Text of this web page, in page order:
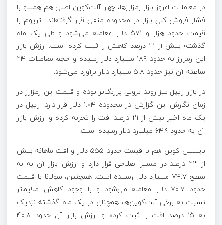
در معاملات امروز بازار رمزارزها، چهار آلت‌کوین اصلی هم همسو با
فشار فروش کلی بازار در محدوده منفی قرار گرفته‌اند. اتریوم با
قیمت حدود هزار و ۵۷۱ دلار معامله می‌شود و طی یک ماه
گذشته بیش از ۲۱ درصد کاهش را ثبت کرده است. ارزش بازار
این رمزارز به حدود ۱۸۹ میلیارد دلار رسیده و حجم معاملات ۲۴
ساعته آن نیز حدود ۵.۸ میلیارد دلار برآورد می‌شود.
در بازار ریپل نیز روند نزولی پررنگ‌تر بوده و قیمت این رمزارز در
زمان نگارش این گزارش در محدوده ۱.۰۴ دلار قرار دارد. ریپل در
یک ماه اخیر بیش از ۲۱ درصد افت را تجربه کرده و ارزش بازار
آن به حدود ۶۴.۹ میلیارد دلار رسیده است.
بایننس کوین هم با قیمت حدود ۵۵۵ دلار و افت ماهانه بیش
از ۲۳ درصد در مسیر اصلاحی قرار دارد و ارزش بازار آن به به
سطح ۷۴.۷ میلیارد دلار رسیده است. همچنین، سولانا با قیمت
حدود ۷۰.۷ دلار معامله می‌شود و با وجود کاهش ملایم‌تر
نسبت به برخی آلت‌کوین‌ها، همچنان در یک ماه گذشته نزدیک
به ۱۵ درصد افت را ثبت کرده و ارزش بازار آن حدود ۴۰.۸